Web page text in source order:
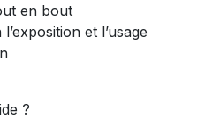
en bout
et l’usage
?